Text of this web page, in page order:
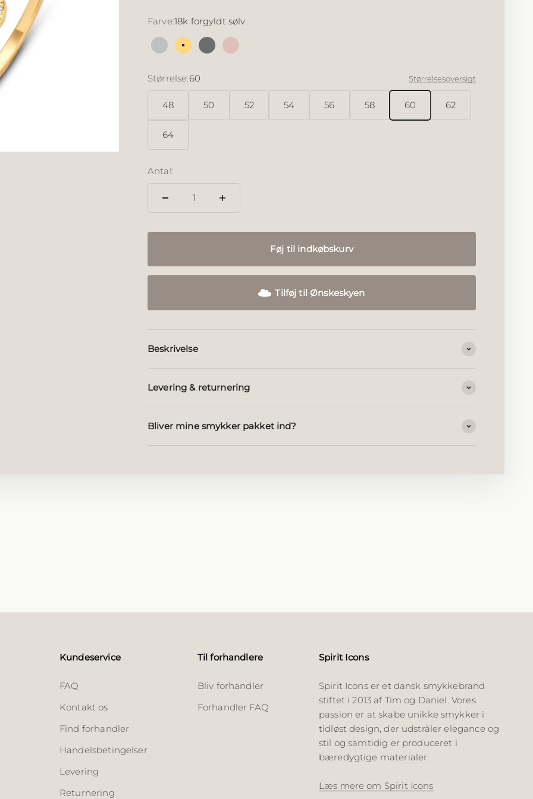
Farve:18k forgyldt sølv
Sølv 18k forgyldt sølv
Sølv sort ruthineret
18k rosé forgyldt
Størrelse:60 Størrelsesoversigt
48 50 52 54 56 58 60 62
64
Antal:
Føj til indkøbskurv
Tilføj til Ønskeskyen
Beskrivelse
Levering & returnering
Bliver mine smykker pakket ind?
Kundeservice
FAQ
Kontakt os
Find forhandler
Handelsbetingelser
Levering
Returnering
Til forhandlere
Bliv forhandler
Forhandler FAQ
Spirit Icons
Spirit Icons er et dansk smykkebrand
stiftet i 2013 af Tim og Daniel. Vores
passion er at skabe unikke smykker i
tidløst design, der udstråler elegance og
stil og samtidig er produceret i
bæredygtige materialer.
Læs mere om Spirit Icons